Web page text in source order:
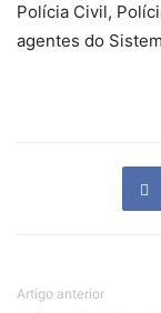
Polícia Civil,
agentes do
Artigo anterior